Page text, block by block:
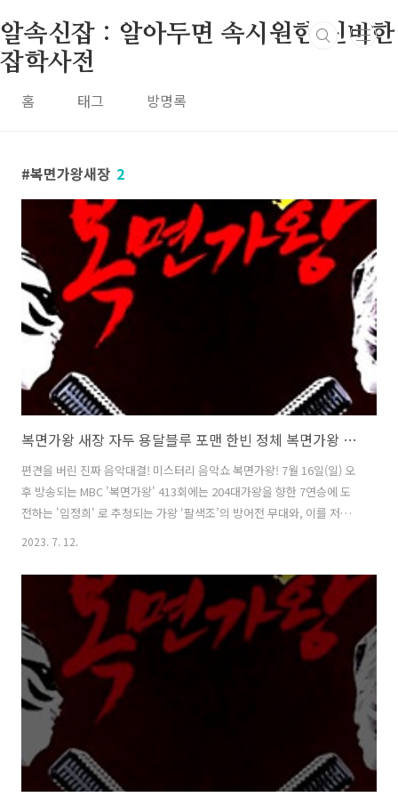
알속신잡 : 알아두면 속시원한 신비한
잡학사전
홈 태그 방명록
복면가왕새장 2
복면가왕 새장 자두 용달블루 포맨 한빈 정체 복면가왕 팔색조 임정희 204대가왕 결정전 413회
편견을 버린 진짜 음악대결! 미스터리 음악쇼 복면가왕! 7월 16일(일) 오
후 방송되는 MBC '복면가왕' 413회에는 204대가왕을 향한 7연승에 도
전하는 '임정희' 로 추청되는 가왕 ‘팔색조’의 방어전 무대와, 이를 저지
할 복면가수 4인의 솔로곡 대결이 펼쳐집니다. 황금가면을 차지하기 위
전 !!! 1. 2라운드대결 & 정체공개 : 복면가왕 용달 블루 포맨 한빈 vs 복면
가왕 새장 자두 여름엔 시원한 게 최고죠? 제가 싣고 온 쿨한 음색을 들려
드릴게요! 용달 블루 vs 제발 이 문을 열 수 있게 도와주세요! 황금 가면
만이 이 새장 문을 열 수 있어요! 새장 복면가왕 용달블루 의 정체는 가수
포맨 한빈, 복면가왕 새장 의 정체는 가..
2023. 7. 12.